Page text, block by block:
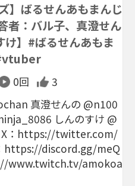
】ばるせんあもまんじ
者：バル子、真澄せん
け】#ばるせんあもま
0回
3
真澄せんの @n100
しんのすけ @
X：https://twitter.com/
https://discord.gg/meQ
www.twitch.tv/amokoa